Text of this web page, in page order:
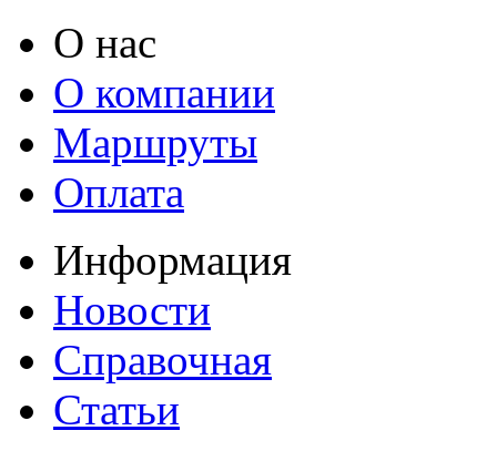
О нас
О компании
Маршруты
Оплата
Информация
Новости
Справочная
Статьи